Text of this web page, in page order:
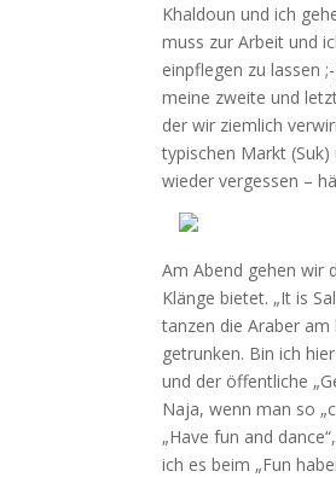
Khaldoun und ich
muss zur Arbeit und
einpflegen zu lassen
meine zweite und
der wir ziemlich
typischen Markt
wieder vergessen –
Am Abend gehen wir
Klänge bietet. „It is
tanzen die Araber
getrunken. Bin ich
und der öffentliche
Naja, wenn man so
„Have fun and
ich es beim „Fun